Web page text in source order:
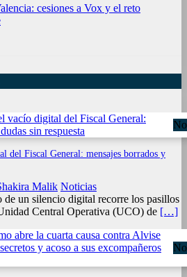
cesiones a Vox y el reto
del Fiscal General: mensajes borrados y
Malik Noticias
un silencio digital recorre los pasillos
Central Operativa (UCO) de […]